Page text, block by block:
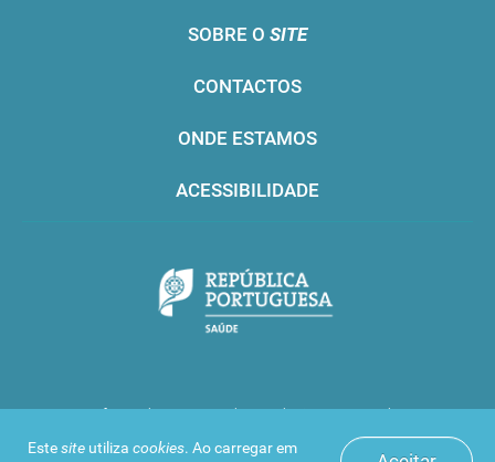
Estesite utiliza cookies. Ao carregar em
SOBRE O SITE
CONTACTOS
ONDE ESTAMOS
ACESSIBILIDADE
Infarmed © 2016. Todos os direitos reservados